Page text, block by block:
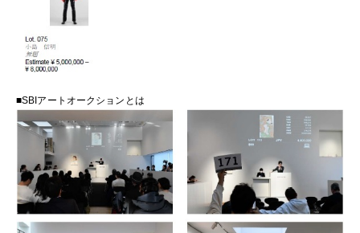
■SBIアートオークションとは